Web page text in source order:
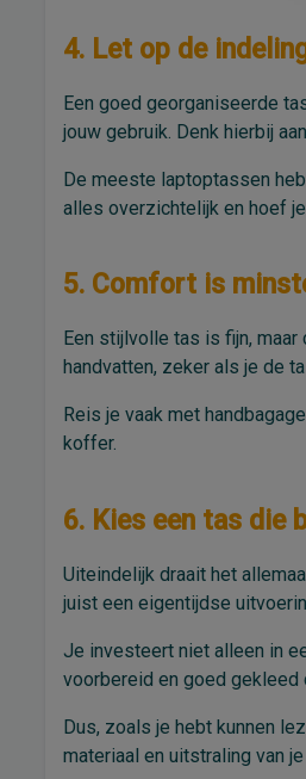
4. Let op de
Een goed georganiseerde
jouw gebruik. Denk hierbij
De meeste laptoptassen
alles overzichtelijk en hoef
5. Comfort is
Een stijlvolle tas is fijn,
handvatten, zeker als je de
Reis je vaak met
koffer.
6. Kies een tas die
Uiteindelijk draait het
juist een eigentijdse
Je investeert niet alleen in
voorbereid en goed gekleed
Dus, zoals je hebt kunnen
materiaal en uitstraling van